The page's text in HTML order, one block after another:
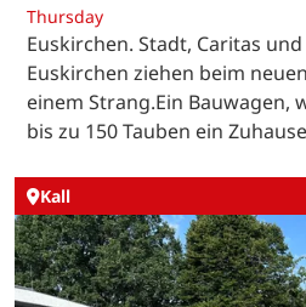
Thursday
Euskirchen. Stadt, Caritas
Euskirchen ziehen beim
einem Strang.Ein Bauwagen,
bis zu 150 Tauben ein
Kall